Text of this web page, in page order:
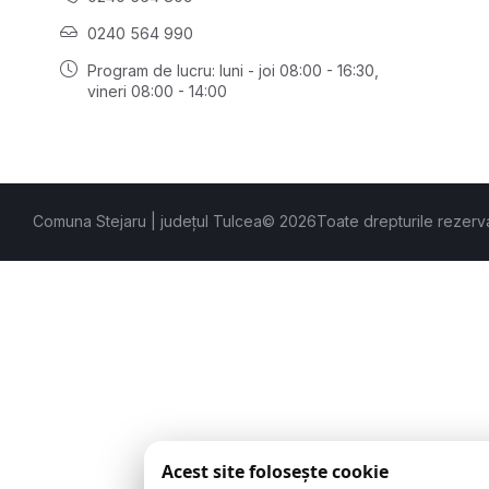
0240 564 990
Program de lucru: luni - joi 08:00 - 16:30,
vineri 08:00 - 14:00
Comuna Stejaru | județul Tulcea© 2026Toate drepturile
Acest site folosește cookie